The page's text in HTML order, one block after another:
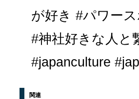
が好き #パワー
#神社好きな人と
#japanculture
関連